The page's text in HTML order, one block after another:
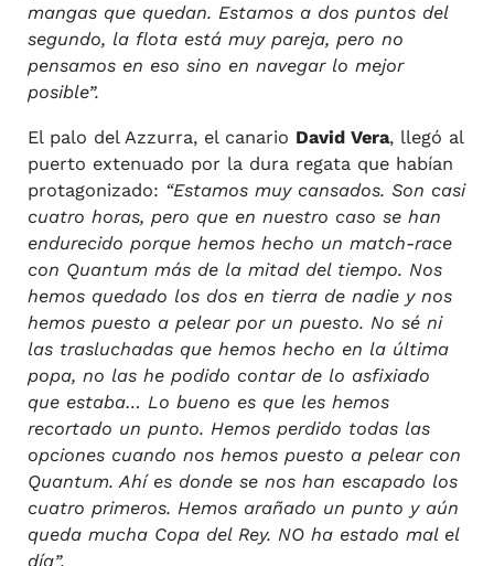
mangas que quedan. Estamos a dos puntos del
segundo, la flota está muy pareja, pero no
pensamos en eso sino en navegar lo mejor
posible”.
El palo del Azzurra, el canario David Vera, llegó al
puerto extenuado por la dura regata que habían
protagonizado: “Estamos muy cansados. Son casi
cuatro horas, pero que en nuestro caso se han
endurecido porque hemos hecho un match-race
con Quantum más de la mitad del tiempo. Nos
hemos quedado los dos en tierra de nadie y nos
hemos puesto a pelear por un puesto. No sé ni
las trasluchadas que hemos hecho en la última
popa, no las he podido contar de lo asfixiado
que estaba… Lo bueno es que les hemos
recortado un punto. Hemos perdido todas las
opciones cuando nos hemos puesto a pelear con
Quantum. Ahí es donde se nos han escapado los
cuatro primeros. Hemos arañado un punto y aún
queda mucha Copa del Rey. NO ha estado mal el
día”.